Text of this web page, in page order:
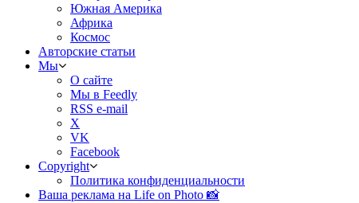
Южная Америка
Африка
Космос
Авторские статьи
Мы
О сайте
Мы в Feedly
RSS e-mail
X
VK
Facebook
Copyright
Политика конфиденциальности
Ваша реклама на Life on Photo 📸